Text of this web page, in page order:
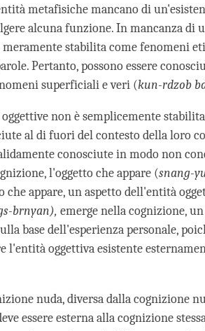
metafisiche mancano di
alcuna funzione. In mancanza di
meramente stabilita come fenomeni
Pertanto, possono essere
superficiali e veri (kun-rdzob
non è semplicemente
al di fuori del contesto della loro
conosciute in modo non
l'oggetto che appare (snang-
che appare, un aspetto dell'entità
brnyan), emerge nella cognizione,
base dell'esperienza personale,
l'entità oggettiva esistente
nuda, diversa dalla cognizione
essere esterna alla cognizione